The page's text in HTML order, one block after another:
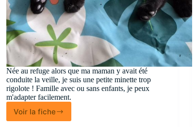
Née au refuge alors que ma maman y avait été
conduite la veille, je suis une petite minette trop
rigolote ! Famille avec ou sans enfants, je peux
m'adapter facilement.
Voir la fiche
Saga